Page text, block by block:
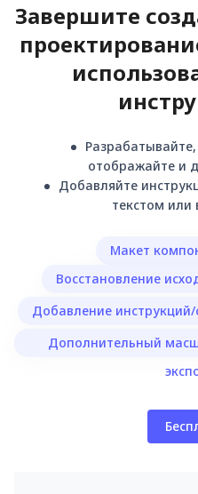
Завершите
отображайте и
Добавляйте
текстом или
Макет
Восстановление
Добавление
Дополнительный